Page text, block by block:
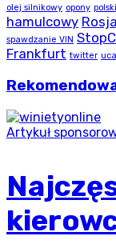
olej silnikowy opony
hamulcowy Rosja
spawdzanie VIN
Frankfurt twitter
Artykuł